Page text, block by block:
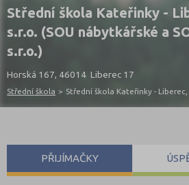
Střední škola Kateřinky -
s.r.o. (SOU nábytkářské a
s.r.o.)
Horská 167, 46014 Liberec 17
Střední škola > Střední škola Kateřinky - Liberec,
PŘIJÍMAČKY